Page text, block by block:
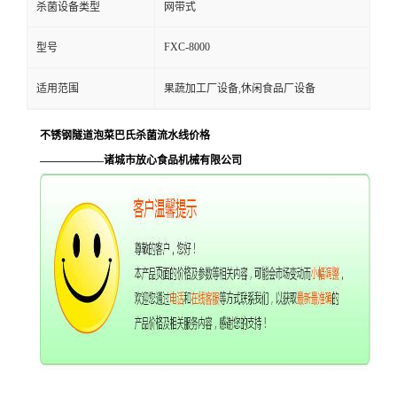
杀菌设备类型 网带式
型号 FXC-8000
适用范围 果蔬加工厂设备,休闲食品厂设备
不锈钢隧道泡菜巴氏杀菌流水线价格
——————诸城市放心食品机械有限公司